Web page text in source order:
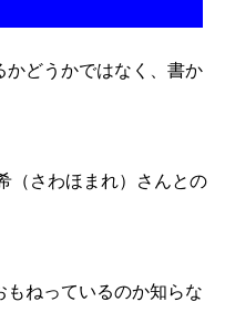
どうかではなく、書か
さわほまれ）さんとの
ねっているのか知らな